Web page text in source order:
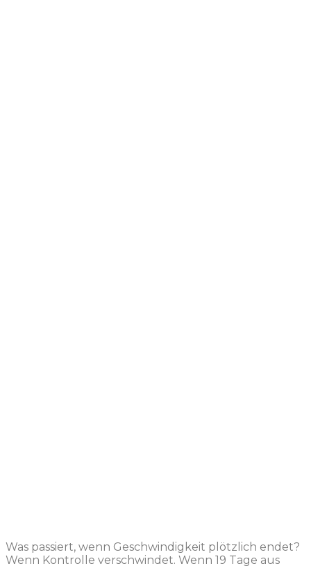
Was passiert, wenn Geschwindigkeit plötzlich endet?
Wenn Kontrolle verschwindet. Wenn 19 Tage aus